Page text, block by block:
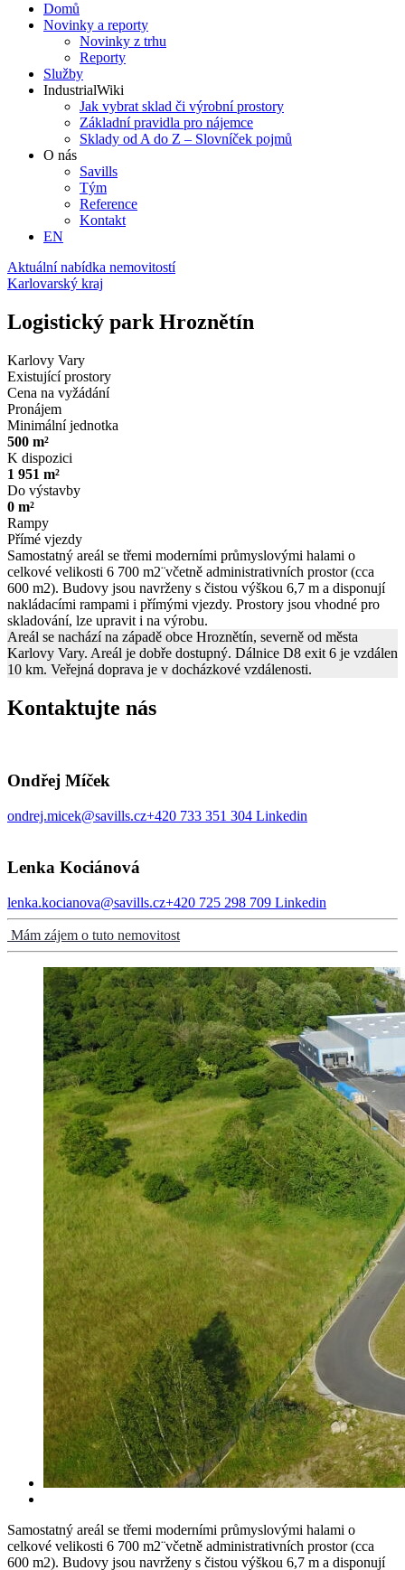
Domů
Novinky a reporty
Novinky z trhu
Reporty
Služby
IndustrialWiki
Jak vybrat sklad či výrobní prostory
Základní pravidla pro nájemce
Sklady od A do Z – Slovníček pojmů
O nás
Savills
Tým
Reference
Kontakt​
EN
Aktuální nabídka nemovitostí
Karlovarský kraj
Logistický park Hroznětín
Karlovy Vary
Existující prostory
Cena na vyžádání
Pronájem
Minimální jednotka
500 m²
K dispozici
1 951 m²
Do výstavby
0 m²
Rampy
Přímé vjezdy
Samostatný areál se třemi moderními průmyslovými halami o
celkové velikosti 6 700 m2¨včetně administrativních prostor (cca
600 m2). Budovy jsou navrženy s čistou výškou 6,7 m a disponují
nakládacími rampami i přímými vjezdy. Prostory jsou vhodné pro
skladování, lze upravit i na výrobu.
Areál se nachází na západě obce Hroznětín, severně od města
Karlovy Vary. Areál je dobře dostupný. Dálnice D8 exit 6 je vzdálen
10 km. Veřejná doprava je v docházkové vzdálenosti.
Kontaktujte nás
Ondřej Míček
ondrej.micek@savills.cz+420 733 351 304 Linkedin
Lenka Kociánová
lenka.kocianova@savills.cz+420 725 298 709 Linkedin
Mám zájem o tuto nemovitost
Samostatný areál se třemi moderními průmyslovými halami o
celkové velikosti 6 700 m2¨včetně administrativních prostor (cca
600 m2). Budovy jsou navrženy s čistou výškou 6,7 m a disponují